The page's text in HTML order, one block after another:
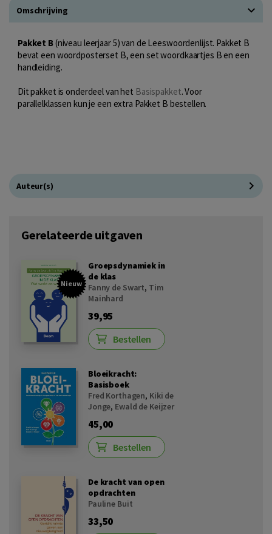
Omschrijving
Pakket B(niveau leerjaar 5) van de Leeswoordenlijst. Pakket B
bevat een woordposterset B, een set woordkaartjes B en een
handleiding.
Dit pakket is onderdeel van het Basispakket. Voor
parallelklassen kun je een extra Pakket B bestellen.
Auteur(s)
Gerelateerde uitgaven
Nieuw
Groepsdynamiek in
de klas
Fanny de Swart, Tim
Mainhard
39,95
Bestellen
Bloeikracht:
Basisboek
Fred Korthagen, Kiki de
Jonge, Ewald de Keijzer
45,00
Bestellen
De kracht van open
opdrachten
Pauline Buit
33,50